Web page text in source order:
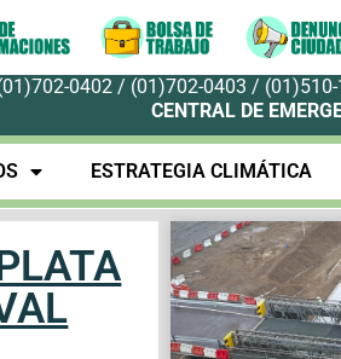
0402 / (01)702-0403 /
CENTRAL DE
ESTRATEGIA CLIMÁTICA